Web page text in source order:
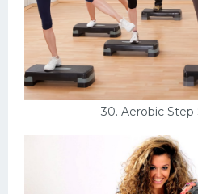
30. Aerobic Step